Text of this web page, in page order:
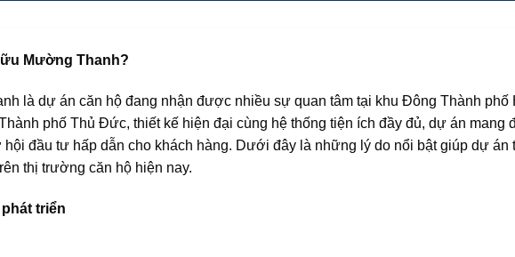
Mường Thanh?
là dự án căn hộ đang nhận được nhiều sự quan tâm tại khu Đông Thành phố
phố Thủ Đức, thiết kế hiện đại cùng hệ thống tiện ích đầy đủ, dự án mang
hội đầu tư hấp dẫn cho khách hàng. Dưới đây là những lý do nổi bật giúp dự án
thị trường căn hộ hiện nay.
triển